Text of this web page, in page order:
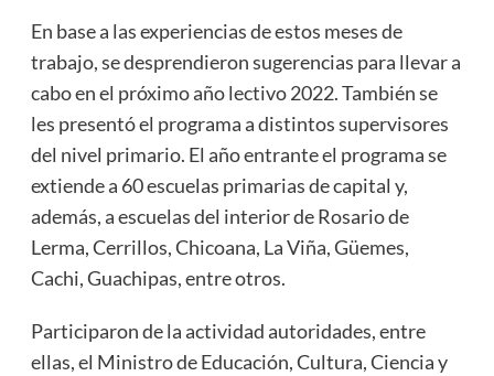
En base a las experiencias de estos meses de
trabajo, se desprendieron sugerencias para llevar a
cabo en el próximo año lectivo 2022. También se
les presentó el programa a distintos supervisores
del nivel primario. El año entrante el programa se
extiende a 60 escuelas primarias de capital y,
además, a escuelas del interior de Rosario de
Lerma, Cerrillos, Chicoana, La Viña, Güemes,
Cachi, Guachipas, entre otros.
Participaron de la actividad autoridades, entre
ellas, el Ministro de Educación, Cultura, Ciencia y